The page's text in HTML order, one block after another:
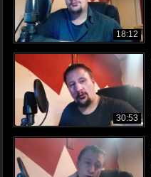
18:12
30:53